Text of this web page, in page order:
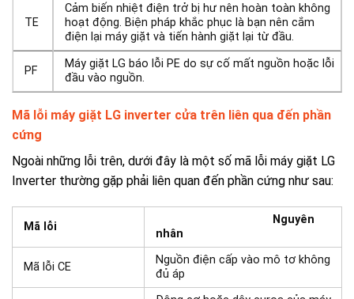
TE
Cảm biến nhiệt điện trở bị hư nên hoàn toàn không
hoạt động. Biện pháp khắc phục là bạn nên cắm
điện lại máy giặt và tiến hành giặt lại từ đầu.
PF
Máy giặt LG báo lỗi PE do sự cố mất nguồn hoặc lỗi
đầu vào nguồn.
Mã lỗi máy giặt LG inverter cửa trên liên qua đến phần
cứng
Ngoài những lỗi trên, dưới đây là một số mã lỗi máy giặt LG
Inverter thường gặp phải liên quan đến phần cứng như sau:
Mã lỗi
Nguyên
nhân
Mã lỗi CE
Nguồn điện cấp vào mô tơ không
đủ áp